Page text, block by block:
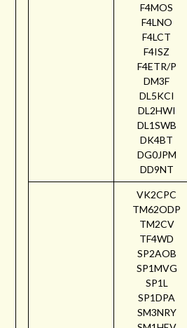
F4MOS
F4LNO
F4LCT
F4ISZ
F4ETR/P
DM3F
DL5KCI
DL2HWI
DL1SWB
DK4BT
DG0JPM
DD9NT
VK2CPC
TM62ODP
TM2CV
TF4WD
SP2AOB
SP1MVG
SP1L
SP1DPA
SM3NRY